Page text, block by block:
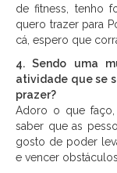
de fitness, tenho
quero trazer para
cá, espero que
4. Sendo uma
atividade que se
prazer?
Adoro o que
saber que as
gosto de poder
e vencer obstáculos.